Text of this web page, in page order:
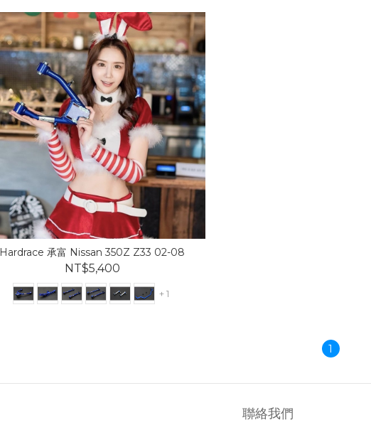
Hardrace 承富 Nissan 350Z Z33 02-08
NT$5,400
+ 1
1
聯絡我們